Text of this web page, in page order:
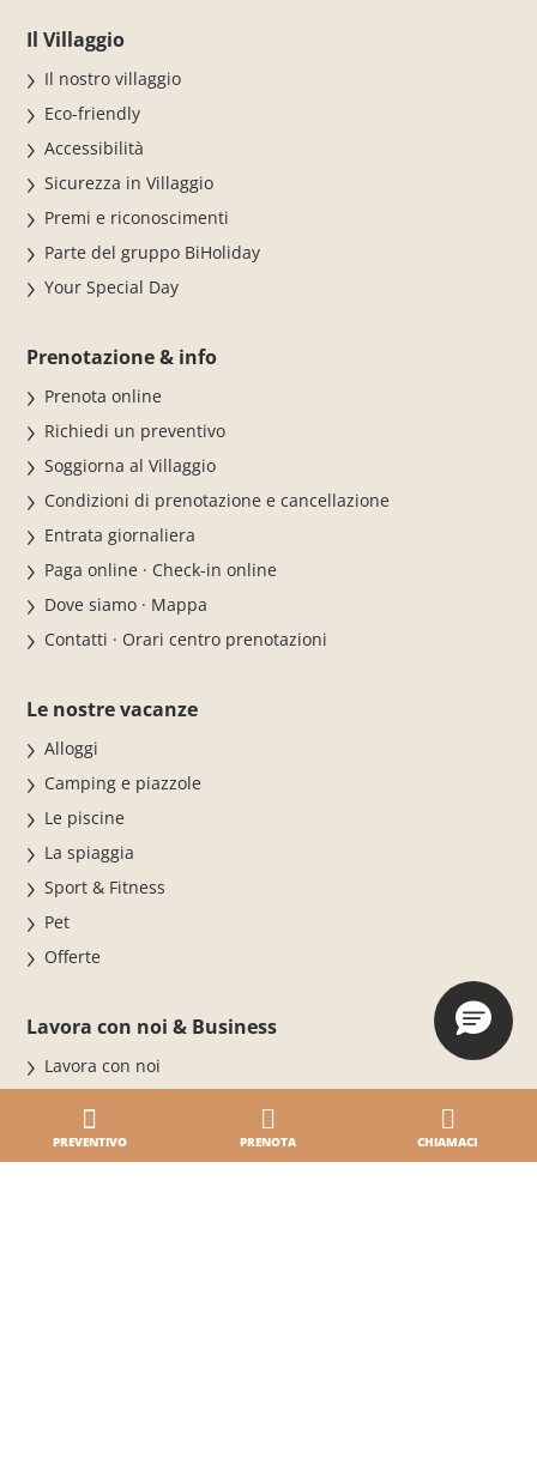
PREVENTIVO PRENOTA CHIAMACI
Il Villaggio
Il nostro villaggio
Eco-friendly
Accessibilità
Sicurezza in Villaggio
Premi e riconoscimenti
Parte del gruppo BiHoliday
Your Special Day
Prenotazione & info
Prenota online
Richiedi un preventivo
Soggiorna al Villaggio
Condizioni di prenotazione e cancellazione
Entrata giornaliera
Paga online · Check-in online
Dove siamo · Mappa
Contatti · Orari centro prenotazioni
Le nostre vacanze
Alloggi
Camping e piazzole
Le piscine
La spiaggia
Sport & Fitness
Pet
Offerte
Lavora con noi & Business
Lavora con noi
BiHere